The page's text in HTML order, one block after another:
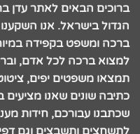
ברוכים הבאים לאתר עדן
הגדול בישראל. אנו
ברכה ומשפט בקפידה
למצוא ברכה לכל אדם,
תמצאו משפטים יפים,
כתיבה שונים שאנו
שכתבנו עבורכם, חידות
לתשחצים ותשבצים וגם